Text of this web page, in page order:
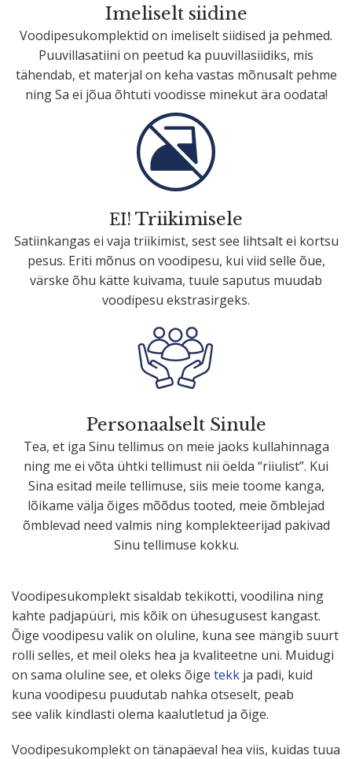
Imeliselt siidine
Voodi­pe­su­komp­lektid on imeliselt siidised ja pehmed.
Puuvil­la­sa­tiini on peetud ka puuvil­la­siidiks, mis
tähendab, et materjal on keha vastas mõnusalt pehme
ning Sa ei jõua õhtuti voodisse minekut ära oodata!
EI! Triiki­misele
Satiinkangas ei vaja triikimist, sest see lihtsalt ei kortsu
pesus. Eriti mõnus on voodipesu, kui viid selle õue,
värske õhu kätte kuivama, tuule saputus muudab
voodipesu ekstrasirgeks.
Perso­naalselt Sinule
Tea, et iga Sinu tellimus on meie jaoks kulla­hinnaga
ning me ei võta ühtki tellimust nii öelda “riiulist”. Kui
Sina esitad meile tellimuse, siis meie toome kanga,
lõikame välja õiges mõõdus tooted, meie õmblejad
õmblevad need valmis ning komplek­tee­rijad pakivad
Sinu tellimuse kokku.
Voodi­pe­su­komplekt sisaldab tekikotti, voodilina ning
kahte padja­püüri, mis kõik on ühesu­gusest kangast.
Õige voodipesu valik on oluline, kuna see mängib suurt
rolli selles, et meil oleks hea ja kvali­teetne uni. Muidugi
on sama oluline see, et oleks õige tekk ja padi, kuid
kuna voodipesu puudutab nahka otseselt, peab
see valik kindlasti olema kaalut­letud ja õige.
Voodi­pe­su­komplekt on tänapäeval hea viis, kuidas tuua